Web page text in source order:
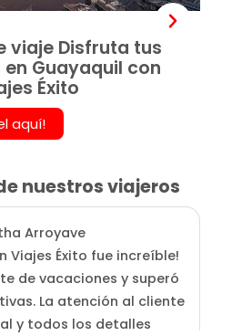
viaje Disfruta tus
Guayaquil con
Éxito
aquí!
nuestros viajeros
Arroyave
Viajes Éxito fue increíble!
de vacaciones y superó
La atención al cliente
y todos los detalles